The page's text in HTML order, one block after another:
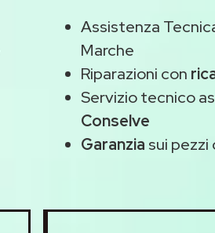
Assistenza
Marche
Riparazioni con
Servizio tecnico
Conselve
Garanzia sui pezzi